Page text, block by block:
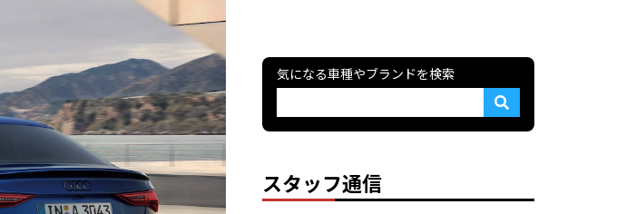
気になる車種やブランドを検索
スタッフ通信